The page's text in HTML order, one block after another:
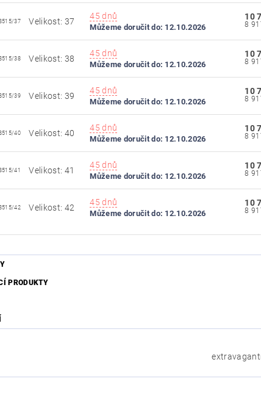
37 Velikost: 37
45 dnů
Můžeme doručit do: 12.10.2026
10
38 Velikost: 38
45 dnů
Můžeme doručit do: 12.10.2026
10
39 Velikost: 39
45 dnů
Můžeme doručit do: 12.10.2026
10
40 Velikost: 40
45 dnů
Můžeme doručit do: 12.10.2026
10
41 Velikost: 41
45 dnů
Můžeme doručit do: 12.10.2026
10
42 Velikost: 42
45 dnů
Můžeme doručit do: 12.10.2026
10
PRODUKTY